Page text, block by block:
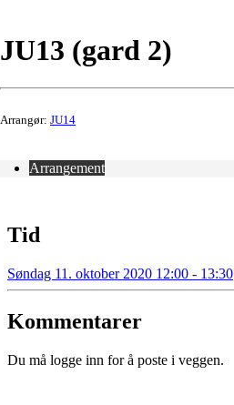
JU13 (gard 2)
Arrangør: JU14
Arrangement
Tid
Søndag 11. oktober 2020 12:00 - 13:30
Kommentarer
Du må logge inn for å poste i veggen.